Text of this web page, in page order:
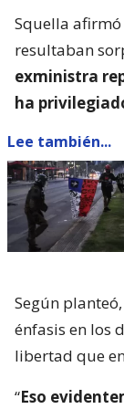
Squella
resultaban
exministra
ha
Lee también...
Según
énfasis en los
libertad que
“Eso